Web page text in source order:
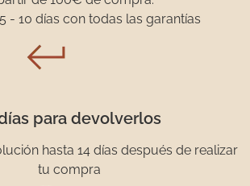
- 10 días con todas las garantías
para devolverlos
hasta 14 días después de realizar
tu compra